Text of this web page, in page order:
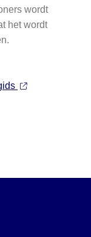
wordt
het wordt